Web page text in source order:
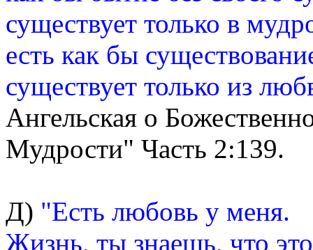
существует только в
есть как бы
существует только из
Ангельская о
Мудрости" Часть 2:139.
Д) "Есть любовь у меня.
Жизнь, ты знаешь, что